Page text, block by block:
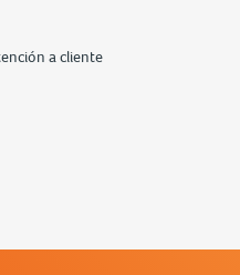
a cliente